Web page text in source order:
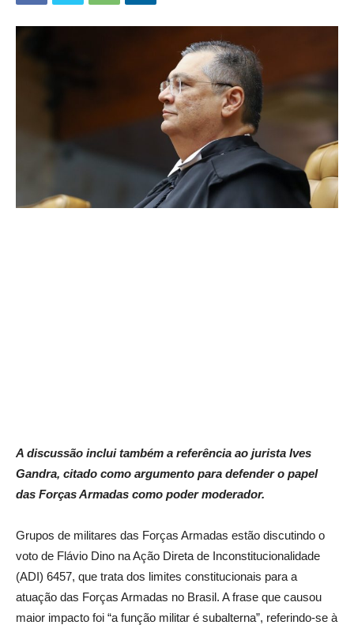
A discussão inclui também a referência ao jurista Ives
Gandra, citado como argumento para defender o papel
das Forças Armadas como poder moderador.
Grupos de militares das Forças Armadas estão discutindo o
voto de Flávio Dino na Ação Direta de Inconstitucionalidade
(ADI) 6457, que trata dos limites constitucionais para a
atuação das Forças Armadas no Brasil. A frase que causou
maior impacto foi “a função militar é subalterna”, referindo-se à